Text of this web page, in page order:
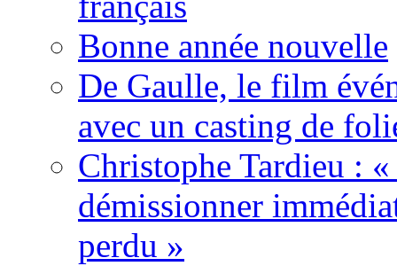
Bonne année nouvelle
De Gaulle, le film
avec un casting de
Christophe Tardieu : «
démissionner
perdu »